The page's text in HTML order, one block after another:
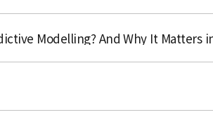
Modelling? And Why It Matters